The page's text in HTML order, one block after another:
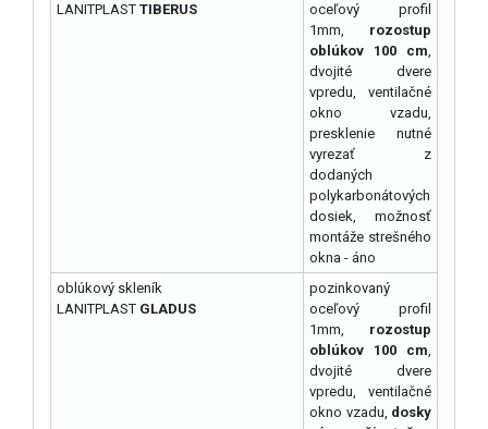
LANITPLASTTIBERUS
oceľový profil
1mm, rozostup
oblúkov 100 cm,
dvojité dvere
vpredu, ventilačné
okno vzadu,
presklenie nutné
vyrezať z
dodaných
polykarbonátových
dosiek, možnosť
montáže strešného
okna - áno
oblúkový skleník
LANITPLAST GLADUS
pozinkovaný
oceľový profil
1mm, rozostup
oblúkov 100 cm,
dvojité dvere
vpredu, ventilačné
okno vzadu, dosky